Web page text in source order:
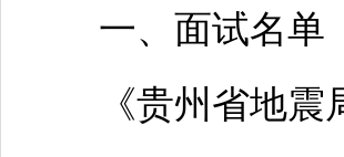
一、面试名单
《贵州省地震